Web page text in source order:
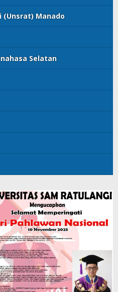
(Unsrat) Manado
Selatan